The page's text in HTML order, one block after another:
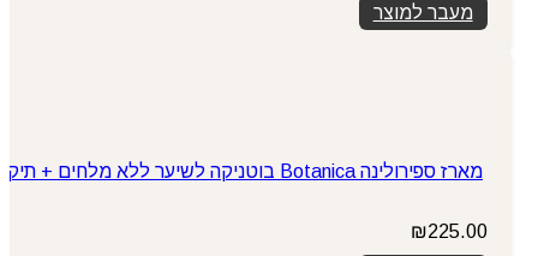
מעבר למוצר
מארז ספירולינה Botanica בוטניקה לשיער ללא מלחים + תיק
₪225.00